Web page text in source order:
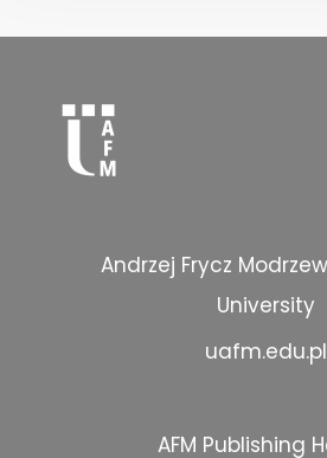
Andrzej Frycz
University
uafm.edu.pl
AFM Publishing